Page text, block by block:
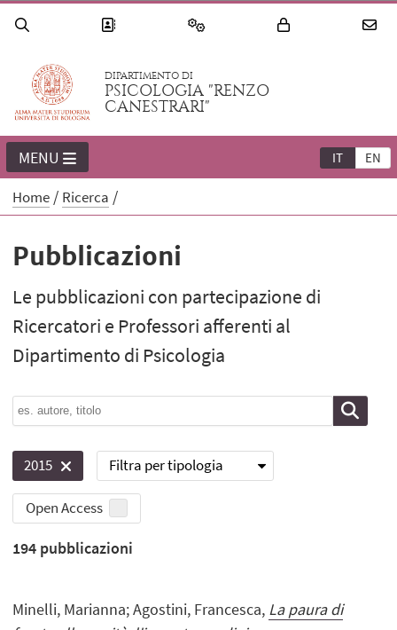
DIPARTIMENTO DI
PSICOLOGIA "RENZO
CANESTRARI"
IT EN
MENU
Home Ricerca
Pubblicazioni
Le pubblicazioni con partecipazione di
Ricercatori e Professori afferenti al
Dipartimento di Psicologia
2015 Filtra per tipologia
Open Access
194 pubblicazioni
Minelli, Marianna; Agostini, Francesca, La paura di